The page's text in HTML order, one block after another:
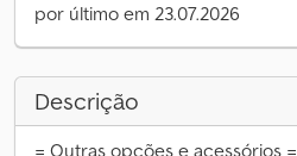
por último em 23.07.2026
Descrição
= Outras opções e acessórios =